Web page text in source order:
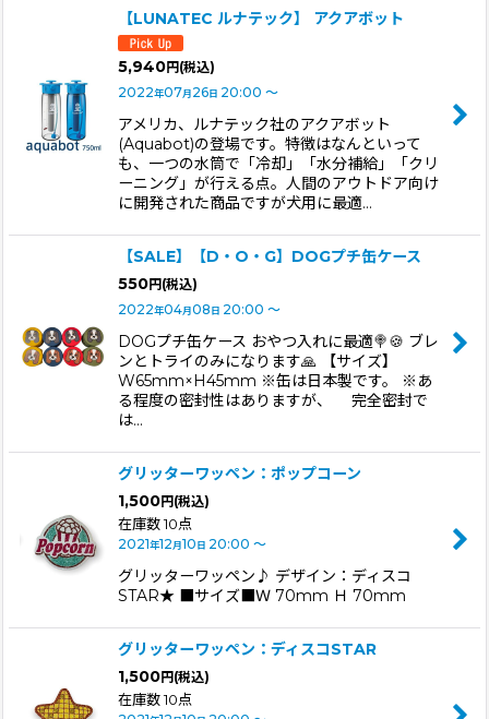
【LUNATEC ルナテック】 アクアボット
5,940円 (税込)
2022年07月26日 20:00 ～
アメリカ、ルナテック社のアクアボット
(Aquabot)の登場です。特徴はなんといって
も、一つの水筒で「冷却」「水分補給」「クリ
ーニング」が行える点。人間のアウトドア向け
に開発された商品ですが犬用に最適…
【SALE】【D・O・G】DOGプチ缶ケース
550円 (税込)
2022年04月08日 20:00 ～
DOGプチ缶ケース おやつ入れに最適🍭🍪 ブレ
ンとトライのみになります🙏 【サイズ】
W65mm×H45mm ※缶は日本製です。 ※あ
る程度の密封性はありますが、 完全密封で
は…
グリッターワッペン：ポップコーン
1,500円 (税込)
在庫数 10点
2021年12月10日 20:00 ～
グリッターワッペン♪ デザイン：ディスコ
STAR★ ■サイズ■Ｗ 70mm Ｈ 70mm
グリッターワッペン：ディスコSTAR
1,500円 (税込)
在庫数 10点